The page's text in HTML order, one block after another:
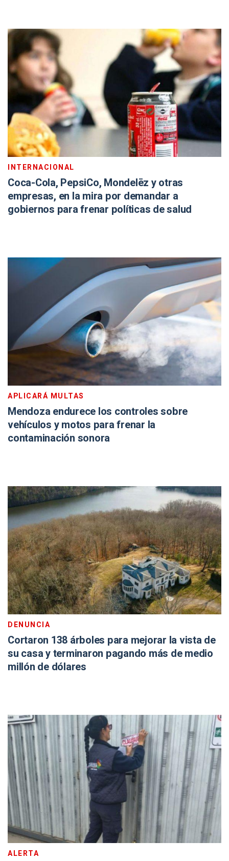
INTERNACIONAL
Coca-Cola, PepsiCo, Mondelēz y otras
empresas, en la mira por demandar a
gobiernos para frenar políticas de salud
APLICARÁ MULTAS
Mendoza endurece los controles sobre
vehículos y motos para frenar la
contaminación sonora
DENUNCIA
Cortaron 138 árboles para mejorar la vista de
su casa y terminaron pagando más de medio
millón de dólares
ALERTA